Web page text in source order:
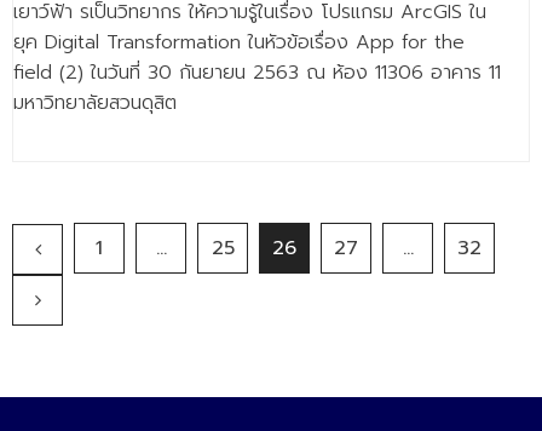
เยาว์ฟ้า รเป็นวิทยากร ให้ความรู้ในเรื่อง โปรแกรม ArcGIS ใน
ยุค Digital Transformation ในหัวข้อเรื่อง App for the
field (2) ในวันที่ 30 กันยายน 2563 ณ ห้อง 11306 อาคาร 11
มหาวิทยาลัยสวนดุสิต
1 … 25 26 27 … 32